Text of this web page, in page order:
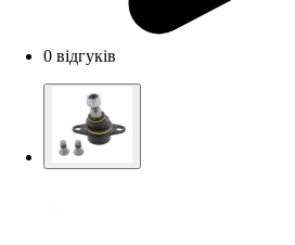
0 відгуків